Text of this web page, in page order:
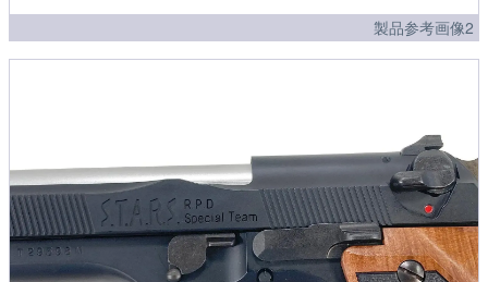
製品参考画像2